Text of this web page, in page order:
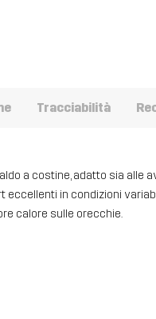
Tracciabilità
a costine, adatto sia alle
eccellenti in condizioni
calore sulle orecchie.